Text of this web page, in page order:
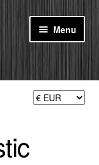
Menu